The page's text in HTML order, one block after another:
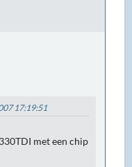
17:19:51
met een chip